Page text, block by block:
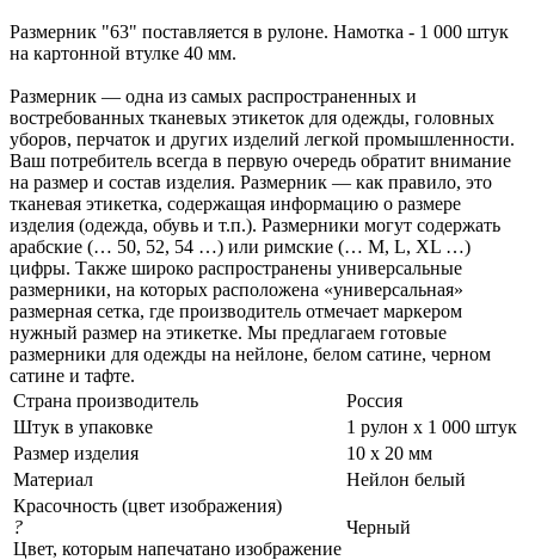
Размерник "63" поставляется в рулоне. Намотка - 1 000 штук
на картонной втулке 40 мм.
Размерник — одна из самых распространенных и
востребованных тканевых этикеток для одежды, головных
уборов, перчаток и других изделий легкой промышленности.
Ваш потребитель всегда в первую очередь обратит внимание
на размер и состав изделия. Размерник — как правило, это
тканевая этикетка, содержащая информацию о размере
изделия (одежда, обувь и т.п.). Размерники могут содержать
арабские (… 50, 52, 54 …) или римские (… M, L, XL …)
цифры. Также широко распространены универсальные
размерники, на которых расположена «универсальная»
размерная сетка, где производитель отмечает маркером
нужный размер на этикетке. Мы предлагаем готовые
размерники для одежды на нейлоне, белом сатине, черном
сатине и тафте.
Страна производитель
Россия
Штук в упаковке
1 рулон х 1 000 штук
Размер изделия
10 х 20 мм
Материал
Нейлон белый
Красочность (цвет изображения)
?
Цвет, которым напечатано изображение
Черный